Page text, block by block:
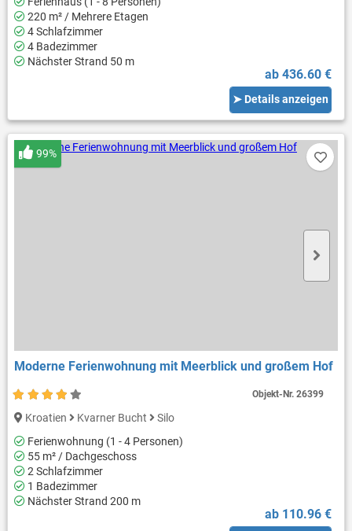
220 m² / Mehrere Etagen
4 Schlafzimmer
4 Badezimmer
Nächster Strand 50 m
ab 436.60 €
➤ Details anzeigen
Moderne Ferienwohnung mit Meerblick und großem Hof
99%
Kroatien Kvarner Bucht
Silo
Ferienwohnung (1 - 4 Personen)
55 m² / Dachgeschoss
2 Schlafzimmer
1 Badezimmer
Nächster Strand 200 m
ab 110.96 €
Objekt-Nr.26399